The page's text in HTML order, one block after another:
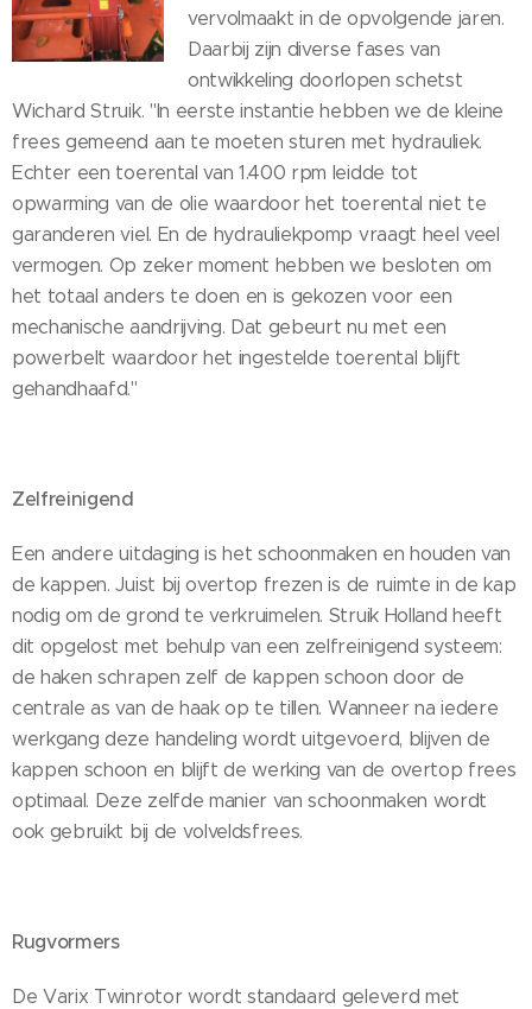
vervolmaakt in de opvolgende jaren.
Daarbij zijn diverse fases van
ontwikkeling doorlopen schetst
Wichard Struik. "In eerste instantie hebben we de kleine
frees gemeend aan te moeten sturen met hydrauliek.
Echter een toerental van 1.400 rpm leidde tot
opwarming van de olie waardoor het toerental niet te
garanderen viel. En de hydrauliekpomp vraagt heel veel
vermogen. Op zeker moment hebben we besloten om
het totaal anders te doen en is gekozen voor een
mechanische aandrijving. Dat gebeurt nu met een
powerbelt waardoor het ingestelde toerental blijft
gehandhaafd."
Zelfreinigend
Een andere uitdaging is het schoonmaken en houden van
de kappen. Juist bij overtop frezen is de ruimte in de kap
nodig om de grond te verkruimelen. Struik Holland heeft
dit opgelost met behulp van een zelfreinigend systeem:
de haken schrapen zelf de kappen schoon door de
centrale as van de haak op te tillen. Wanneer na iedere
werkgang deze handeling wordt uitgevoerd, blijven de
kappen schoon en blijft de werking van de overtop frees
optimaal. Deze zelfde manier van schoonmaken wordt
ook gebruikt bij de volveldsfrees.
Rugvormers
De Varix Twinrotor wordt standaard geleverd met